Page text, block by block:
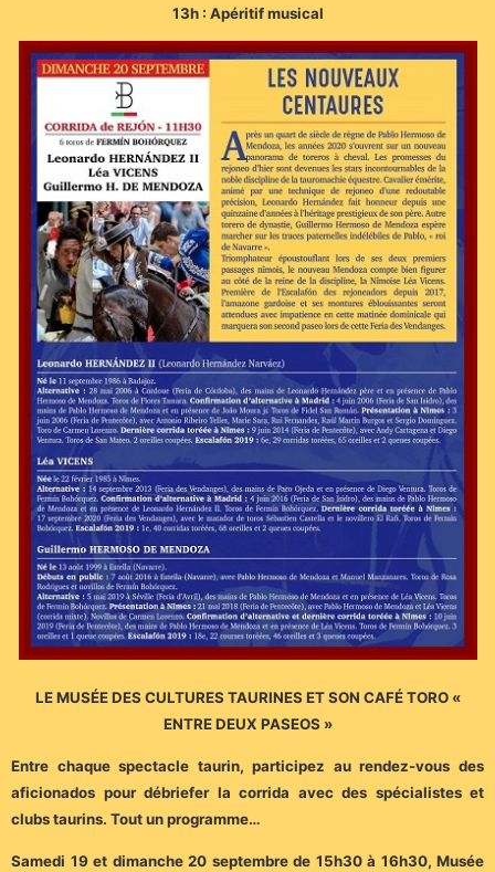
13h : Apéritif musical
LE MUSÉE DES CULTURES TAURINES ET SON CAFÉ TORO «
ENTRE DEUX PASEOS »
Entre chaque spectacle taurin, participez au rendez-vous des
aficionados pour débriefer la corrida avec des spécialistes et
clubs taurins. Tout un programme…
Samedi 19 et dimanche 20 septembre de 15h30 à 16h30, Musée